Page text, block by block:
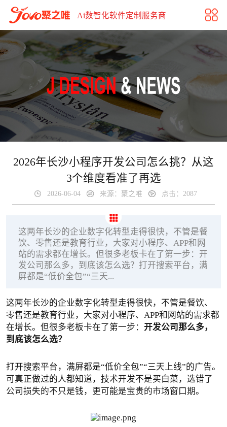
2026年长沙小程序开发公司怎么挑？从这3个维度看准了再
Ai数智化软件定制服务商
2026年长沙小程序开发公司怎么挑？从这
3个维度看准了再选
2026-06-04 来源：聚之唯 点击：2087
这两年长沙的企业数字化转型走得很快，不管是餐
饮、零售还是教育行业，大家对小程序、APP和网
站的需求都在增长。但很多老板卡在了第一步：开
发公司那么多，到底该怎么选？打开搜索平台，满
屏都是“低价全包”“三天...
这两年长沙的企业数字化转型走得很快，不管是餐饮、
零售还是教育行业，大家对小程序、APP和网站的需求都
在增长。但很多老板卡在了第一步： 开发公司那么多，
到底该怎么选？
打开搜索平台，满屏都是“低价全包”“三天上线”的广告。
可真正做过的人都知道，技术开发不是买白菜，选错了
公司损失的不只是钱，更可能是宝贵的市场窗口期。